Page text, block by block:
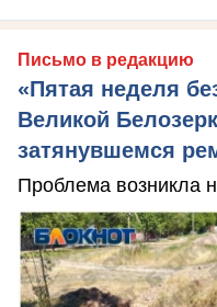
Письмо в редакцию
«Пятая неделя
Великой
затянувшемся
Проблема возникла